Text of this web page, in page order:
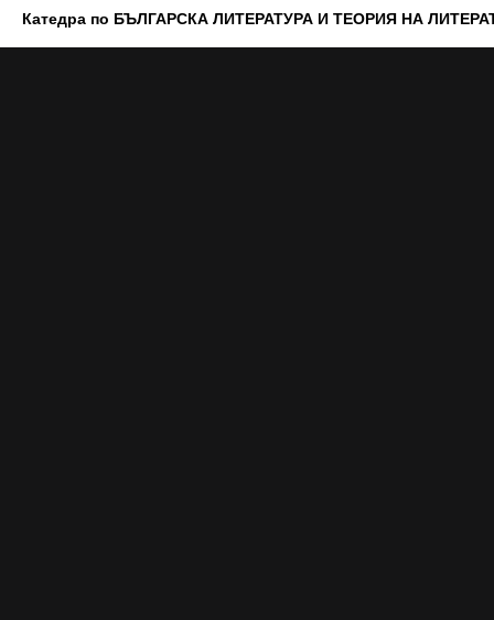
Катедра по БЪЛГАРСКА ЛИТЕРАТУРА И ТЕОРИЯ НА